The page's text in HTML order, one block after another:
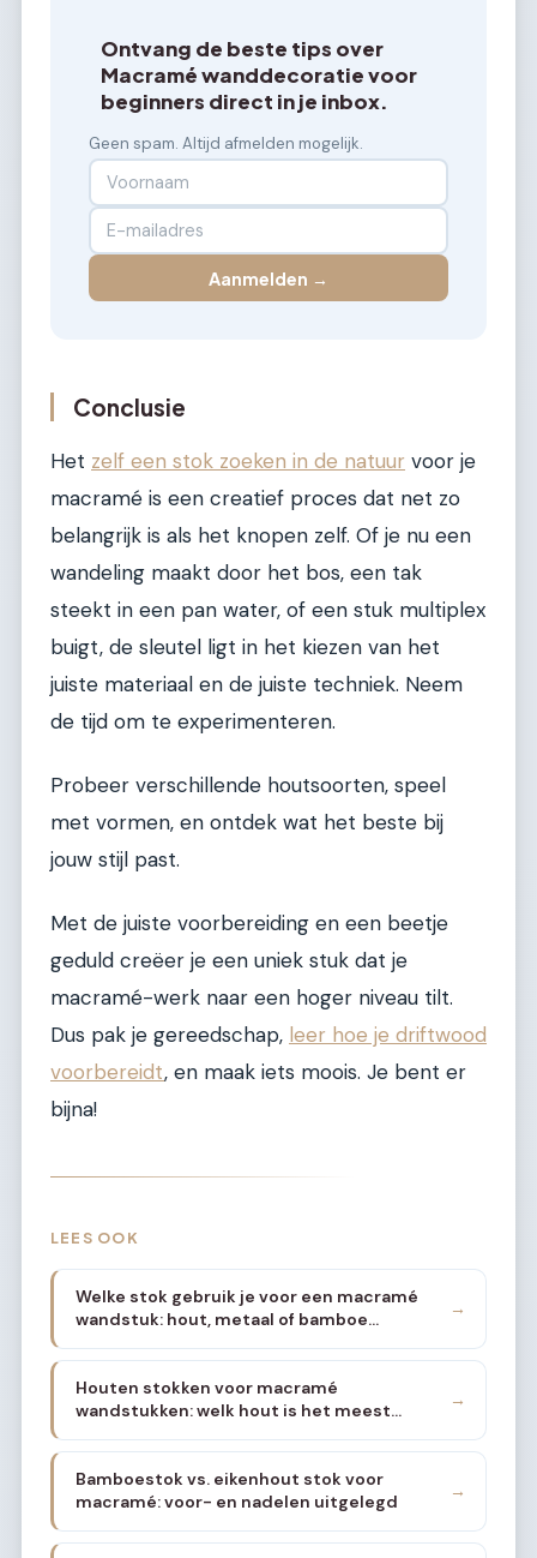
Ontvang de beste tips over
Macramé wanddecoratie voor
beginners direct in je inbox.
Geen spam. Altijd afmelden mogelijk.
Aanmelden →
Conclusie
Het zelf een stok zoeken in de natuur voor je
macramé is een creatief proces dat net zo
belangrijk is als het knopen zelf. Of je nu een
wandeling maakt door het bos, een tak
steekt in een pan water, of een stuk multiplex
buigt, de sleutel ligt in het kiezen van het
juiste materiaal en de juiste techniek. Neem
de tijd om te experimenteren.
Probeer verschillende houtsoorten, speel
met vormen, en ontdek wat het beste bij
jouw stijl past.
Met de juiste voorbereiding en een beetje
geduld creëer je een uniek stuk dat je
macramé-werk naar een hoger niveau tilt.
Dus pak je gereedschap, leer hoe je driftwood
voorbereidt, en maak iets moois. Je bent er
bijna!
LEES OOK
Welke stok gebruik je voor een macramé
wandstuk: hout, metaal of bamboe
→
Houten stokken voor macramé
wandstukken: welk hout is het meest
→
Bamboestok vs. eikenhout stok voor
macramé: voor- en nadelen uitgelegd
→